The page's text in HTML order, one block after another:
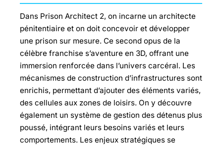
Dans Prison Architect 2, on incarne un architecte
pénitentiaire et on doit concevoir et développer
une prison sur mesure. Ce second opus de la
célèbre franchise s’aventure en 3D, offrant une
immersion renforcée dans l’univers carcéral. Les
mécanismes de construction d’infrastructures sont
enrichis, permettant d’ajouter des éléments variés,
des cellules aux zones de loisirs. On y découvre
également un système de gestion des détenus plus
poussé, intégrant leurs besoins variés et leurs
comportements. Les enjeux stratégiques se